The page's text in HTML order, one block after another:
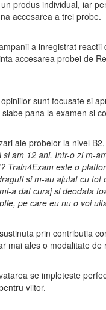
produs individual, iar
accesarea a trei probe.
a inregistrat
accesarea probei de
sunt focusate si
pana la examen si
ale probelor la nivel
si am 12 ani. Intr-o zi m-
Train4Exam este o
si m-au ajutat cu
a dat curaj si deodata
pe care eu nu o voi
prin contributia
mai ales o modalitate
se impleteste
viitor.